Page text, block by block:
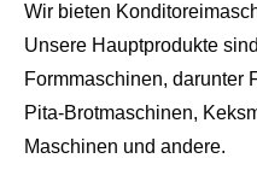
Wir bieten
Unsere Hauptprodukte
Formmaschinen, darunter
Pita-Brotmaschinen,
Maschinen und andere.